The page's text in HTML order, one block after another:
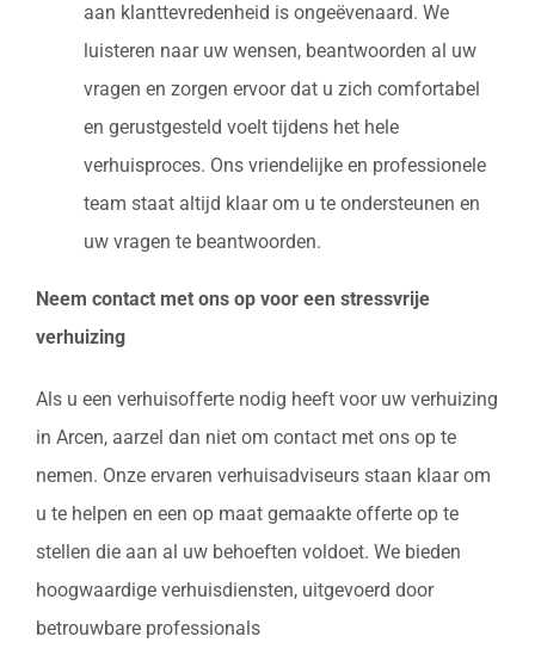
aan klanttevredenheid is ongeëvenaard. We
luisteren naar uw wensen, beantwoorden al uw
vragen en zorgen ervoor dat u zich comfortabel
en gerustgesteld voelt tijdens het hele
verhuisproces. Ons vriendelijke en professionele
team staat altijd klaar om u te ondersteunen en
uw vragen te beantwoorden.
Neem contact met ons op voor een stressvrije
verhuizing
Als u een verhuisofferte nodig heeft voor uw verhuizing
in Arcen, aarzel dan niet om contact met ons op te
nemen. Onze ervaren verhuisadviseurs staan klaar om
u te helpen en een op maat gemaakte offerte op te
stellen die aan al uw behoeften voldoet. We bieden
hoogwaardige verhuisdiensten, uitgevoerd door
betrouwbare professionals